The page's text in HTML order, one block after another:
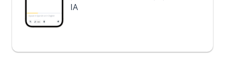
IA